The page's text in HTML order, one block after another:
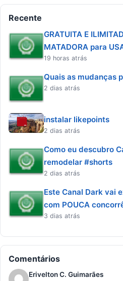
Recente
GRATUITA E
MATADORA para
19 horas atrás
Quais as mudanças
2 dias atrás
instalar likepoints
2 dias atrás
Como eu descubro
remodelar #shorts
2 dias atrás
Este Canal Dark vai
com POUCA
3 dias atrás
Comentários
Erivelton C. Guimarães